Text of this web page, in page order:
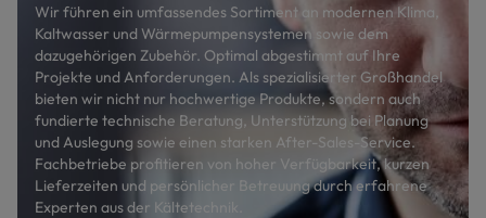
Wir führen ein umfassendes Sortiment an modernen Klima,
Kaltwasser und Wärmepumpensystemen sowie dem
dazugehörigen Zubehör. Optimal abgestimmt auf Ihre
Projekte und Anforderungen. Als spezialisierter Großhandel
bieten wir nicht nur hochwertige Produkte, sondern auch
fundierte technische Beratung, Unterstützung bei Planung
und Auslegung sowie einen starken After-Sales-Service.
Fachbetriebe profitieren von hoher Verfügbarkeit, kurzen
Lieferzeiten und persönlicher Betreuung durch erfahrene
Experten aus der Kältetechnik.